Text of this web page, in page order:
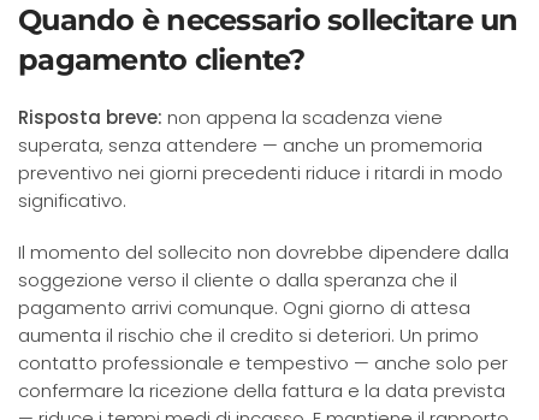
Quando è necessario sollecitare un
pagamento cliente?
Risposta breve: non appena la scadenza viene
superata, senza attendere — anche un promemoria
preventivo nei giorni precedenti riduce i ritardi in modo
significativo.
Il momento del sollecito non dovrebbe dipendere dalla
soggezione verso il cliente o dalla speranza che il
pagamento arrivi comunque. Ogni giorno di attesa
aumenta il rischio che il credito si deteriori. Un primo
contatto professionale e tempestivo — anche solo per
confermare la ricezione della fattura e la data prevista